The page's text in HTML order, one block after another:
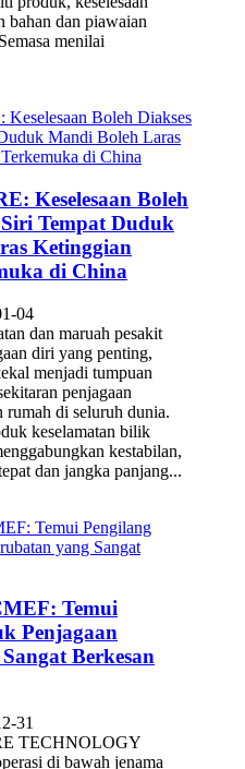
bahan dan piawaian
menilai
Keselesaan Boleh
Tempat Duduk
Ketinggian
di China
04
dan maruah pesakit
diri yang penting,
menjadi tumpuan
penjagaan
rumah di seluruh dunia.
keselamatan bilik
kestabilan,
dan jangka panjang...
Temui
Penjagaan
Berkesan
31
TECHNOLOGY
di bawah jenama